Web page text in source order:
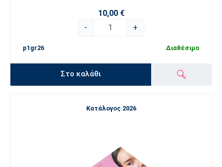
10,00 €
-
+
p1gr26 Διαθέσιμο
Στο καλάθι
Κατάλογος 2026